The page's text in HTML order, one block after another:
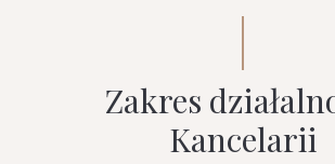
Zakres
Kancelarii